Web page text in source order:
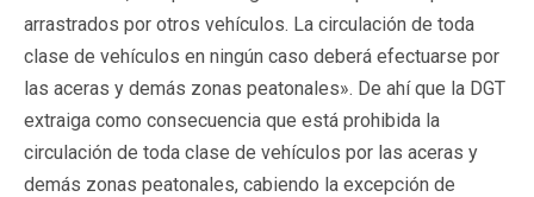
arrastrados por otros vehículos. La circulación de toda
clase de vehículos en ningún caso deberá efectuarse por
las aceras y demás zonas peatonales». De ahí que la DGT
extraiga como consecuencia que está prohibida la
circulación de toda clase de vehículos por las aceras y
demás zonas peatonales, cabiendo la excepción de